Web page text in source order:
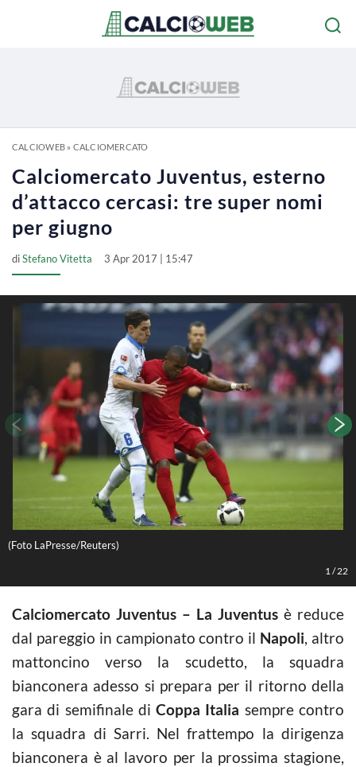
CALCIOWEB» CALCIOMERCATO
Calciomercato Juventus, esterno
d’attacco cercasi: tre super nomi
per giugno
diStefano Vitetta 3 Apr 2017 | 15:47
(Foto LaPresse/Reuters)
1 /22
Calciomercato Juventus – La Juventus è reduce
dal pareggio in campionato contro il Napoli, altro
mattoncino verso la scudetto, la squadra
bianconera adesso si prepara per il ritorno della
gara di semifinale diCoppa Italia sempre contro
la squadra di Sarri. Nel frattempo la dirigenza
bianconera è al lavoro per la prossima stagione,